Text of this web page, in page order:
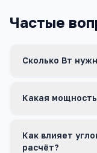
Частые
Сколько Вт
Какая
Как влияет
расчёт?